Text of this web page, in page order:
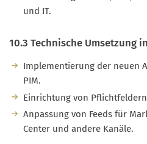
und IT.
10.3 Technische Umsetzung
Implementierung der neuen
PIM.
Einrichtung von
Anpassung von Feeds für
Center und andere Kanäle.